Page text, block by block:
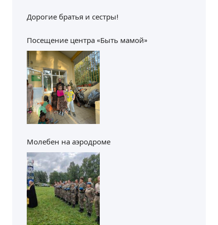
Дорогие братья и сестры!
Посещение центра «Быть мамой»
Молебен на аэродроме